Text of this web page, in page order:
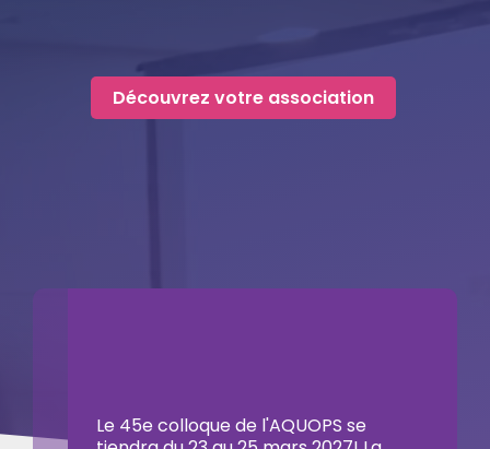
Découvrez votre association
Le 45e colloque de l'AQUOPS se